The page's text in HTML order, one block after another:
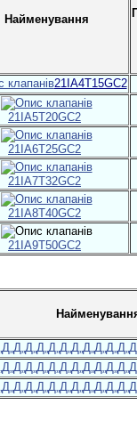
Найменування
21IA4T15GC2
21IA5T20GC2
21IA6T25GC2
21IA7T32GC2
21IA8T40GC2
21IA9T50GC2